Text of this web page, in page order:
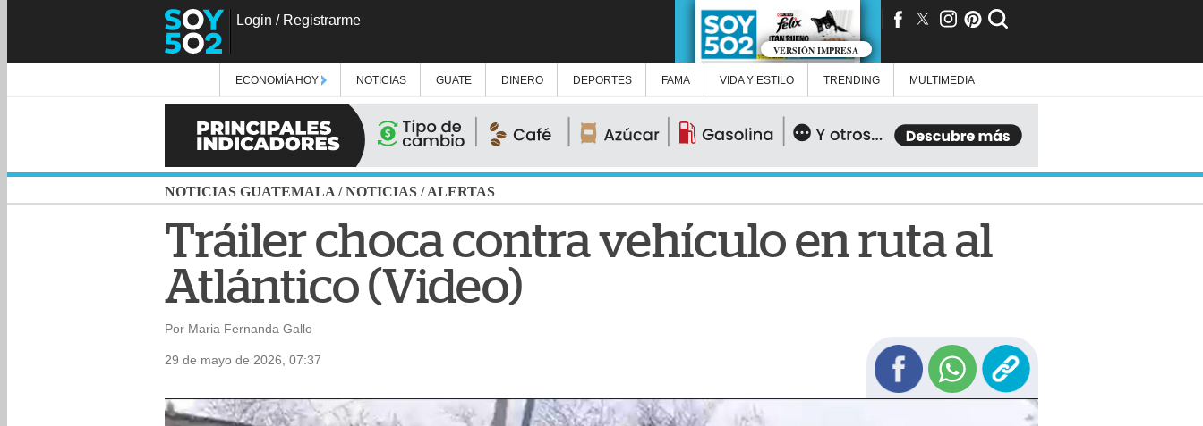
Login / Registrarme
VERSIÓN IMPRESA
ECONOMÍA HOY NOTICIAS GUATE DINERO DEPORTES FAMA VIDA Y ESTILO TRENDING MULTIMEDIA
NOTICIAS GUATEMALA /NOTICIAS /ALERTAS
Tráiler choca contra vehículo en ruta al
Atlántico (Video)
Por Maria Fernanda Gallo
29 de mayo de 2026, 07:37